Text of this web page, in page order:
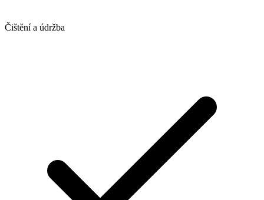
Čištění a údržba